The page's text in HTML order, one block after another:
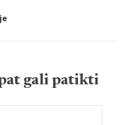
gali patikti